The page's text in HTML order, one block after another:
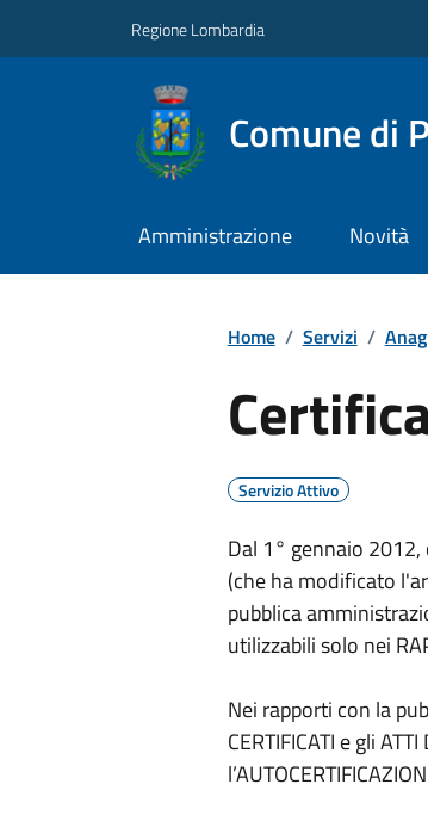
Regione Lombardia
Comune di
Amministrazione Novità
Home / Servizi /
Servizio Attivo
Dal 1° gennaio 2012,
(che ha modificato
pubblica
utilizzabili solo nei
Nei rapporti con la
CERTIFICATI e gli